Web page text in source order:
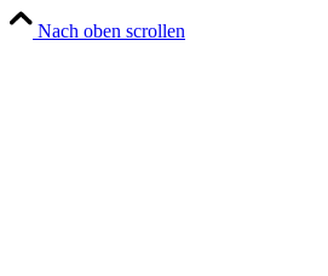
Nach oben scrollen